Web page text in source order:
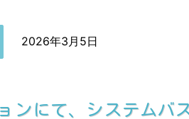
2026年3月5日
ンにて、システムバ